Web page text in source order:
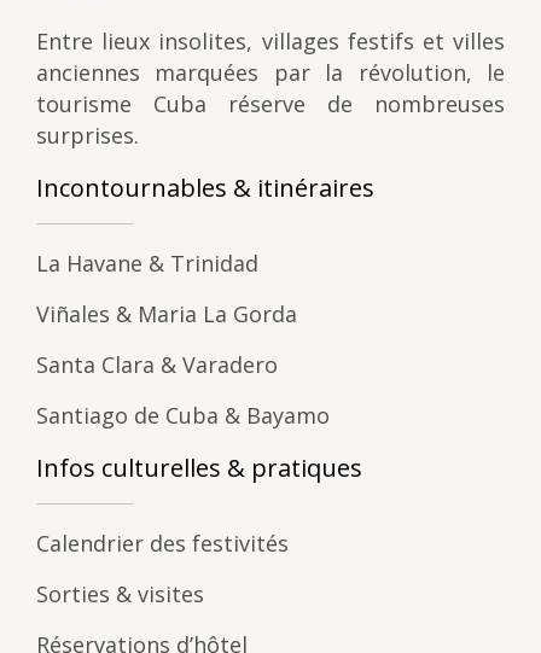
Entre lieux insolites, villages festifs et villes
anciennes marquées par la révolution, le
tourisme Cuba réserve de nombreuses
surprises.
Incontournables & itinéraires
La Havane & Trinidad
Viñales & Maria La Gorda
Santa Clara & Varadero
Santiago de Cuba & Bayamo
Infos culturelles & pratiques
Calendrier des festivités
Sorties & visites
Réservations d’hôtel